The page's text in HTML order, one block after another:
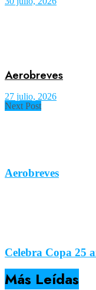
Aerobreves
27 julio, 2026
Next Post
Aerobreves
Celebra Copa 25
Más Leídas